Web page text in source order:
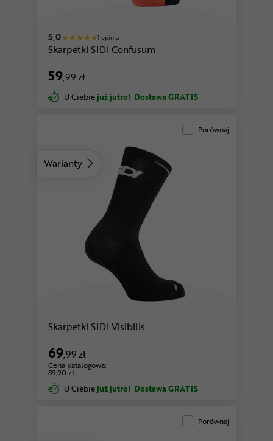
5,0 1 opinia
Skarpetki SIDI Confusum
59,99 zł
U Ciebie już jutro! Dostawa GRATIS
Warianty
Porównaj
Skarpetki SIDI Visibilis
69,99 zł
Cena katalogowa:
89,90 zł
U Ciebie już jutro! Dostawa GRATIS
Porównaj